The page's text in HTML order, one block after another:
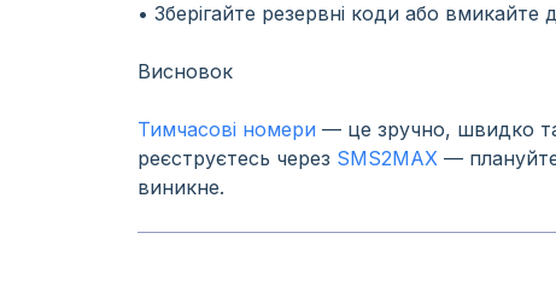
• Зберігайте резервні коди або
Висновок
Тимчасові номери — це зручно, швидко
реєструєтесь через SMS2MAX —
виникне.